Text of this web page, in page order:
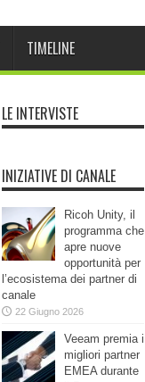
TIMELINE
LE INTERVISTE
INIZIATIVE DI CANALE
Ricoh Unity, il
programma che
apre nuove
opportunità per
l’ecosistema dei partner di
canale
22 Giugno 2026
Veeam premia i
migliori partner
EMEA durante